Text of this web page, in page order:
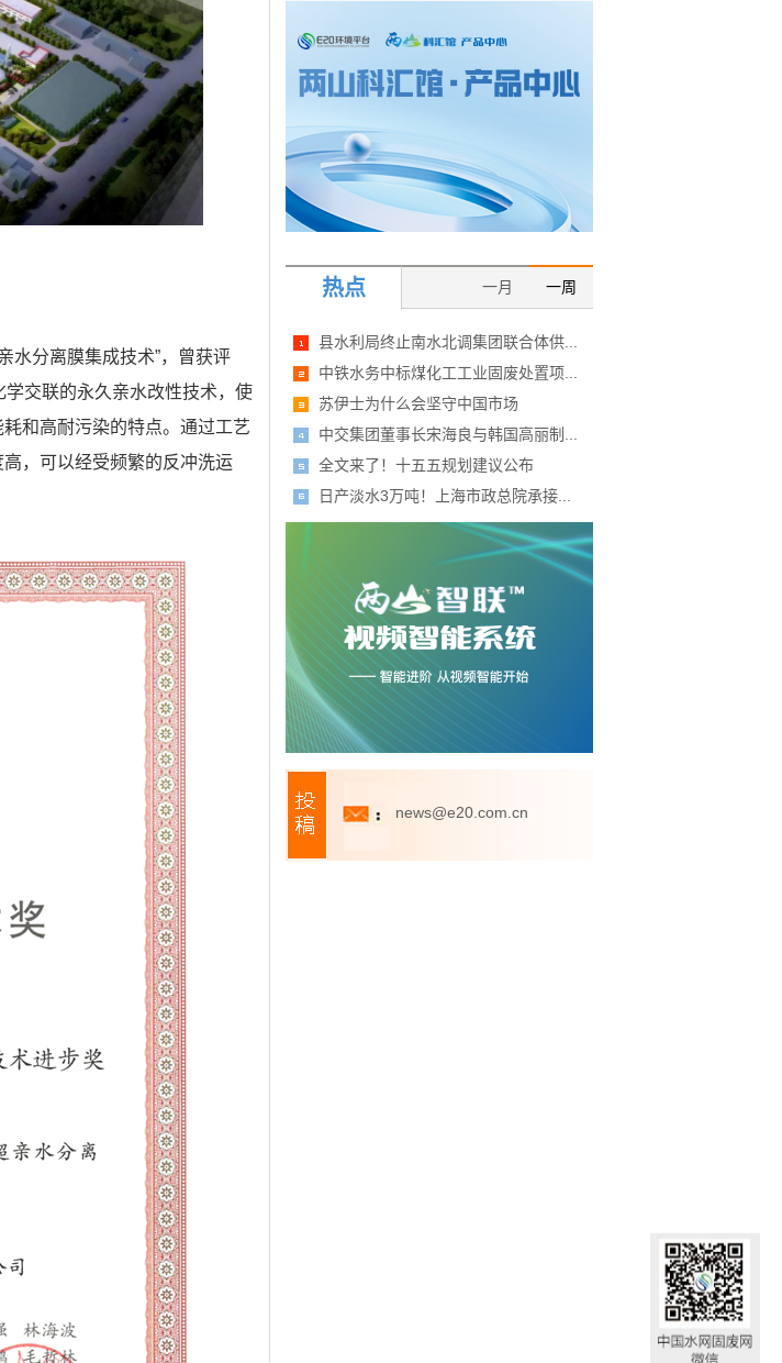
水分离膜集成技术”，曾获评
学交联的永久亲水改性技术，使
和高耐污染的特点。通过工艺
，可以经受频繁的反冲洗运
热点 一周
一月
县水利局终止南水北调集团联合体供...
中铁水务中标煤化工工业固废处置项...
苏伊士为什么会坚守中国市场
中交集团董事长宋海良与韩国高丽制...
全文来了！十五五规划建议公布
日产淡水3万吨！上海市政总院承接...
news@e20.com.cn